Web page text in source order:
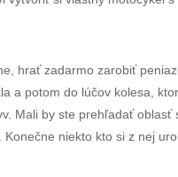
hrať zadarmo zarobiť
a potom do lúčov kolesa,
Mali by ste prehľadať
niekto kto si z nej